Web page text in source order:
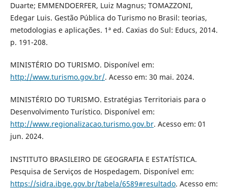
Duarte; EMMENDOERFER, Luiz Magnus; TOMAZZONI,
Edegar Luis. Gestão Pública do Turismo no Brasil: teorias,
metodologias e aplicações. 1ª ed. Caxias do Sul: Educs, 2014.
p. 191-208.
MINISTÉRIO DO TURISMO. Disponível em:
http://www.turismo.gov.br/. Acesso em: 30 mai. 2024.
MINISTÉRIO DO TURISMO. Estratégias Territoriais para o
Desenvolvimento Turístico. Disponível em:
http://www.regionalizacao.turismo.gov.br. Acesso em: 01
jun. 2024.
INSTITUTO BRASILEIRO DE GEOGRAFIA E ESTATÍSTICA.
Pesquisa de Serviços de Hospedagem. Disponível em:
https://sidra.ibge.gov.br/tabela/6589#resultado. Acesso em: